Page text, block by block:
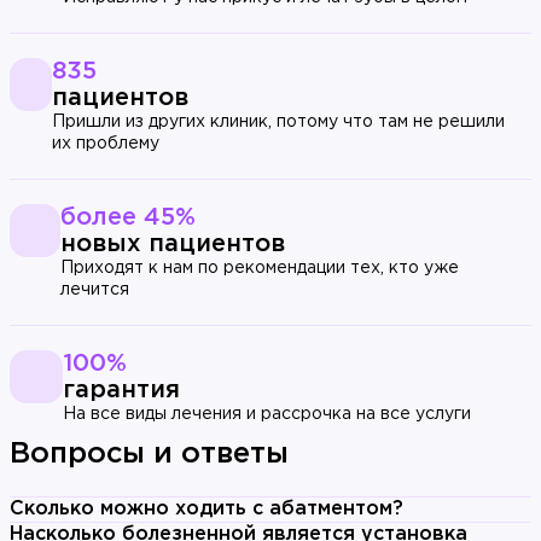
835
пациентов
Пришли из других клиник, потому что там не решили
их проблему
более 45%
новых пациентов
Приходят к нам по рекомендации тех, кто уже
лечится
100%
гарантия
На все виды лечения и рассрочка на все услуги
Вопросы и ответы
Сколько можно ходить с абатментом?
Соединитель коронки и импланта служит столько
Насколько болезненной является установка